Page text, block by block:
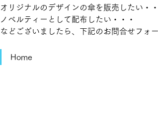
オリジナルのデザインの傘を販売したい・・
ノベルティーとして配布したい・・・
などございましたら、下記のお問合せフォ
Home